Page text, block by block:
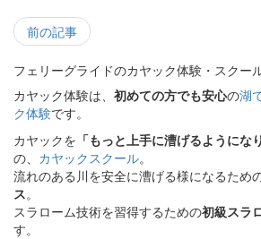
前の記事
フェリーグライドのカヤック体験・スクー
カヤック体験は、 初めての方でも安心の湖
ク体験です。
カヤックを 「もっと上手に漕げるようにな
の、 カヤックスクール。
流れのある川を安全に漕げる様になるため
ス。
スラローム技術を習得するための初級スラ
す。